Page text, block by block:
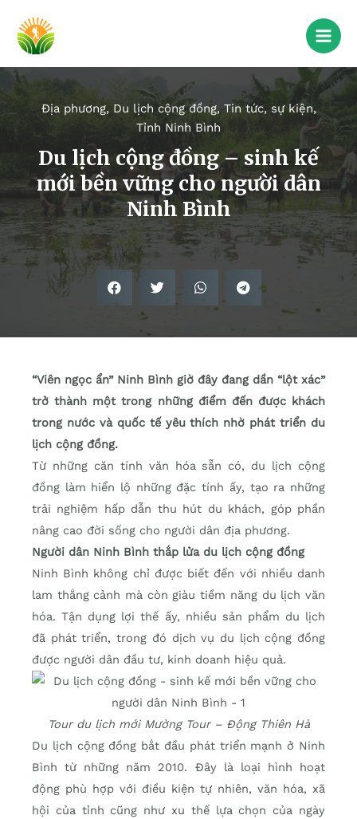
Địa phương, Du lịch cộng đồng,Tin tức, sự kiện,
Tỉnh Ninh Bình
Du lịch cộng đồng – sinh kế
mới bền vững cho người dân
Ninh Bình
“Viên ngọc ẩn” Ninh Bình giờ đây đang dần “lột xác”
trở thành một trong những điểm đến được khách
trong nước và quốc tế yêu thích nhờ phát triển du
lịch cộng đồng.
Từ những căn tính văn hóa sẵn có, du lịch cộng
đồng làm hiển lộ những đặc tính ấy, tạo ra những
trải nghiệm hấp dẫn thu hút du khách, góp phần
nâng cao đời sống cho người dân địa phương.
Người dân Ninh Bình thắp lửa du lịch cộng đồng
Ninh Bình không chỉ được biết đến với nhiều danh
lam thắng cảnh mà còn giàu tiềm năng du lịch văn
hóa. Tận dụng lợi thế ấy, nhiều sản phẩm du lịch
đã phát triển, trong đó dịch vụ du lịch cộng đồng
được người dân đầu tư, kinh doanh hiệu quả.
Tour du lịch mới Mường Tour – Động Thiên Hà
Du lịch cộng đồng bắt đầu phát triển mạnh ở Ninh
Bình từ những năm 2010. Đây là loại hình hoạt
động phù hợp với điều kiện tự nhiên, văn hóa, xã
hội của tỉnh cũng như xu thế lựa chọn của ngày